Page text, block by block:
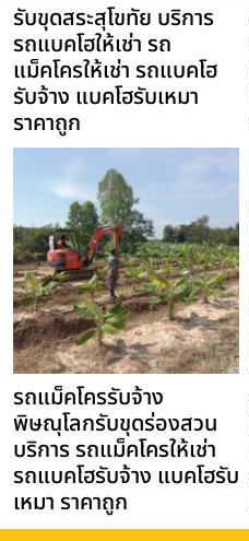
รับขุดสระสุโขทัย บริการ
รถแบคโฮให้เช่า รถ
แม็คโครให้เช่า รถแบคโฮ
รับจ้าง แบคโฮรับเหมา
ราคาถูก
รถแม็คโครรับจ้าง
พิษณุโลกรับขุดร่องสวน
บริการ รถแม็คโครให้เช่า
รถแบคโฮรับจ้าง แบคโฮรับ
เหมา ราคาถูก